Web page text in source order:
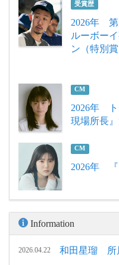
受賞歴
2026年 第
ルーボー
ン（特別
CM
2026年 ト
現場所長
CM
2026年 『
Information
2026.04.22 和田星瑠 所